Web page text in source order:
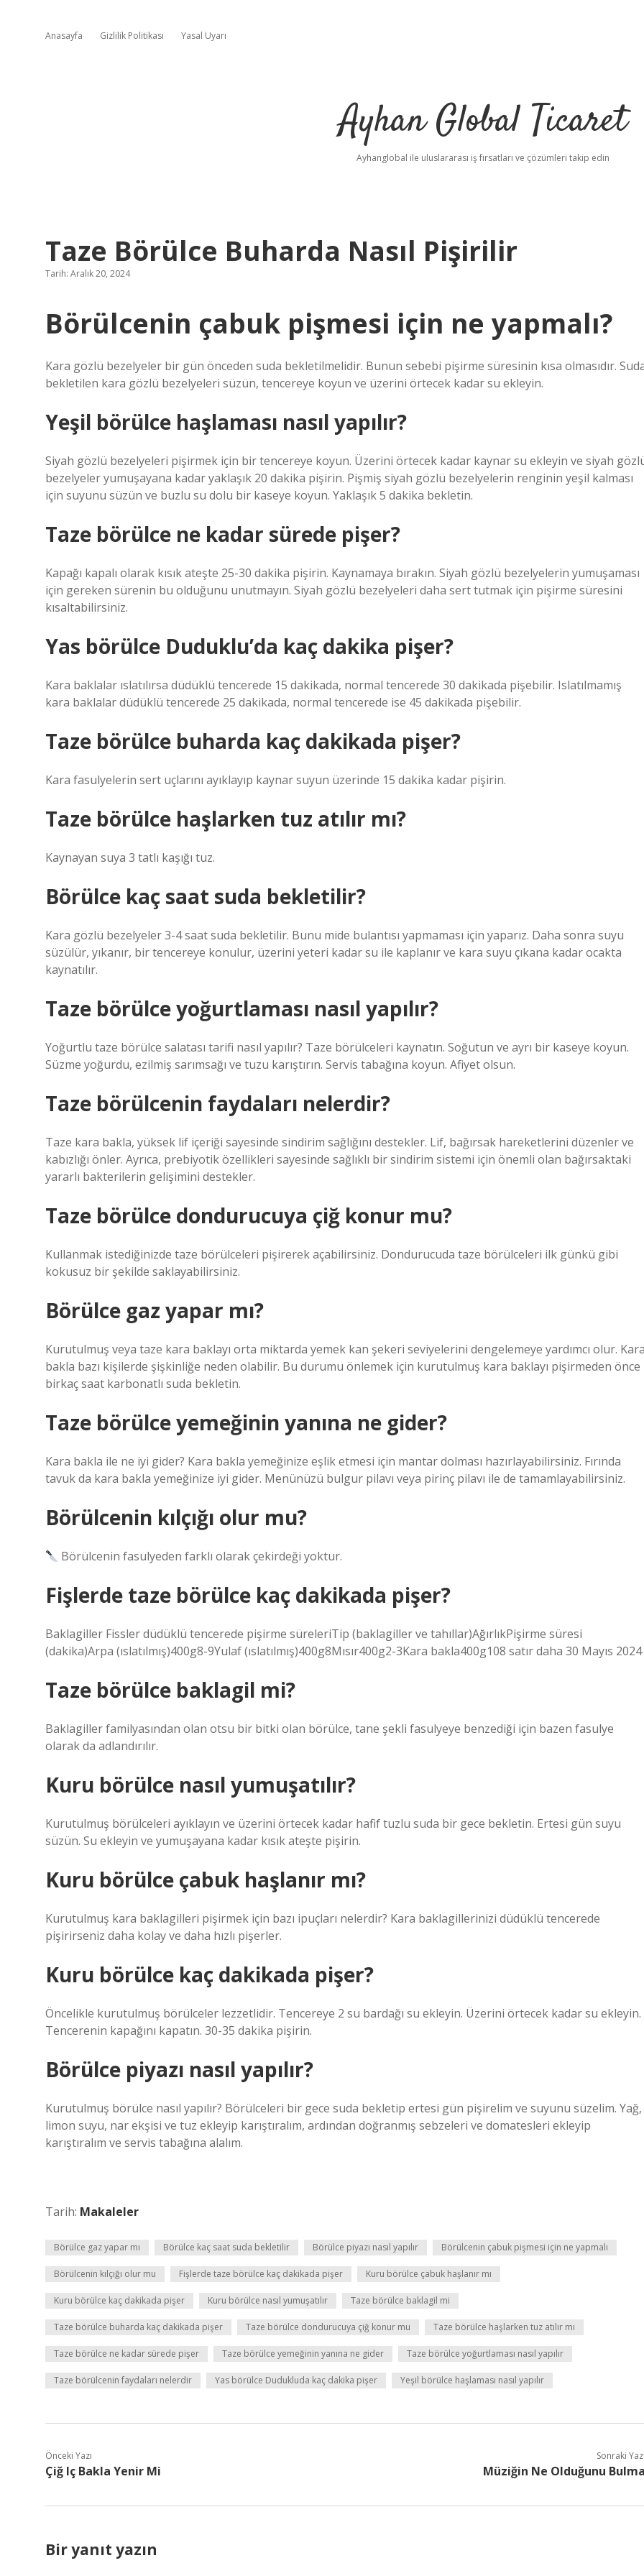
Anasayfa Gizlilik Politikası Yasal Uyarı
Ayhan Global Ticaret
Ayhanglobal ile uluslararası iş fırsatları ve çözümleri takip edin
Taze Börülce Buharda Nasıl Pişirilir
Tarih: Aralık 20, 2024
Börülcenin çabuk pişmesi için ne yapmalı?
Kara gözlü bezelyeler bir gün önceden suda bekletilmelidir. Bunun sebebi pişirme süresinin kısa olmasıdır.
bekletilen kara gözlü bezelyeleri süzün, tencereye koyun ve üzerini örtecek kadar su ekleyin.
Yeşil börülce haşlaması nasıl yapılır?
Siyah gözlü bezelyeleri pişirmek için bir tencereye koyun. Üzerini örtecek kadar kaynar su ekleyin ve siyah
bezelyeler yumuşayana kadar yaklaşık 20 dakika pişirin. Pişmiş siyah gözlü bezelyelerin renginin yeşil kalması
için suyunu süzün ve buzlu su dolu bir kaseye koyun. Yaklaşık 5 dakika bekletin.
Taze börülce ne kadar sürede pişer?
Kapağı kapalı olarak kısık ateşte 25-30 dakika pişirin. Kaynamaya bırakın. Siyah gözlü bezelyelerin yumuşaması
için gereken sürenin bu olduğunu unutmayın. Siyah gözlü bezelyeleri daha sert tutmak için pişirme süresini
kısaltabilirsiniz.
Yas börülce Duduklu’da kaç dakika pişer?
Kara baklalar ıslatılırsa düdüklü tencerede 15 dakikada, normal tencerede 30 dakikada pişebilir. Islatılmamış
kara baklalar düdüklü tencerede 25 dakikada, normal tencerede ise 45 dakikada pişebilir.
Taze börülce buharda kaç dakikada pişer?
Kara fasulyelerin sert uçlarını ayıklayıp kaynar suyun üzerinde 15 dakika kadar pişirin.
Taze börülce haşlarken tuz atılır mı?
Kaynayan suya 3 tatlı kaşığı tuz.
Börülce kaç saat suda bekletilir?
Kara gözlü bezelyeler 3-4 saat suda bekletilir. Bunu mide bulantısı yapmaması için yaparız. Daha sonra suyu
süzülür, yıkanır, bir tencereye konulur, üzerini yeteri kadar su ile kaplanır ve kara suyu çıkana kadar ocakta
kaynatılır.
Taze börülce yoğurtlaması nasıl yapılır?
Yoğurtlu taze börülce salatası tarifi nasıl yapılır? Taze börülceleri kaynatın. Soğutun ve ayrı bir kaseye koyun.
Süzme yoğurdu, ezilmiş sarımsağı ve tuzu karıştırın. Servis tabağına koyun. Afiyet olsun.
Taze börülcenin faydaları nelerdir?
Taze kara bakla, yüksek lif içeriği sayesinde sindirim sağlığını destekler. Lif, bağırsak hareketlerini düzenler ve
kabızlığı önler. Ayrıca, prebiyotik özellikleri sayesinde sağlıklı bir sindirim sistemi için önemli olan bağırsaktaki
yararlı bakterilerin gelişimini destekler.
Taze börülce dondurucuya çiğ konur mu?
Kullanmak istediğinizde taze börülceleri pişirerek açabilirsiniz. Dondurucuda taze börülceleri ilk günkü gibi
kokusuz bir şekilde saklayabilirsiniz.
Börülce gaz yapar mı?
Kurutulmuş veya taze kara baklayı orta miktarda yemek kan şekeri seviyelerini dengelemeye yardımcı olur.
bakla bazı kişilerde şişkinliğe neden olabilir. Bu durumu önlemek için kurutulmuş kara baklayı pişirmeden önce
birkaç saat karbonatlı suda bekletin.
Taze börülce yemeğinin yanına ne gider?
Kara bakla ile ne iyi gider? Kara bakla yemeğinize eşlik etmesi için mantar dolması hazırlayabilirsiniz. Fırında
tavuk da kara bakla yemeğinize iyi gider. Menünüzü bulgur pilavı veya pirinç pilavı ile de tamamlayabilirsiniz.
Börülcenin kılçığı olur mu?
Börülcenin fasulyeden farklı olarak çekirdeği yoktur.
Fişlerde taze börülce kaç dakikada pişer?
Baklagiller Fissler düdüklü tencerede pişirme süreleriTip (baklagiller ve tahıllar)AğırlıkPişirme süresi
(dakika)Arpa (ıslatılmış)400g8-9Yulaf (ıslatılmış)400g8Mısır400g2-3Kara bakla400g108 satır daha 30 Mayıs 2024
Taze börülce baklagil mi?
Baklagiller familyasından olan otsu bir bitki olan börülce, tane şekli fasulyeye benzediği için bazen fasulye
olarak da adlandırılır.
Kuru börülce nasıl yumuşatılır?
Kurutulmuş börülceleri ayıklayın ve üzerini örtecek kadar hafif tuzlu suda bir gece bekletin. Ertesi gün suyu
süzün. Su ekleyin ve yumuşayana kadar kısık ateşte pişirin.
Kuru börülce çabuk haşlanır mı?
Kurutulmuş kara baklagilleri pişirmek için bazı ipuçları nelerdir? Kara baklagillerinizi düdüklü tencerede
pişirirseniz daha kolay ve daha hızlı pişerler.
Kuru börülce kaç dakikada pişer?
Öncelikle kurutulmuş börülceler lezzetlidir. Tencereye 2 su bardağı su ekleyin. Üzerini örtecek kadar su ekleyin.
Tencerenin kapağını kapatın. 30-35 dakika pişirin.
Börülce piyazı nasıl yapılır?
Kurutulmuş börülce nasıl yapılır? Börülceleri bir gece suda bekletip ertesi gün pişirelim ve suyunu süzelim. Yağ,
limon suyu, nar ekşisi ve tuz ekleyip karıştıralım, ardından doğranmış sebzeleri ve domatesleri ekleyip
karıştıralım ve servis tabağına alalım.
Tarih: Makaleler
Börülce gaz yapar mı Börülce kaç saat suda bekletilir Börülce piyazı nasıl yapılır Börülcenin çabuk pişmesi için ne yapmalı
Börülcenin kılçığı olur mu Fişlerde taze börülce kaç dakikada pişer Kuru börülce çabuk haşlanır mı
Kuru börülce kaç dakikada pişer Kuru börülce nasıl yumuşatılır Taze börülce baklagil mi
Taze börülce buharda kaç dakikada pişer Taze börülce dondurucuya çiğ konur mu Taze börülce haşlarken tuz atılır mı
Taze börülce ne kadar sürede pişer Taze börülce yemeğinin yanına ne gider Taze börülce yoğurtlaması nasıl yapılır
Taze börülcenin faydaları nelerdir Yas börülce Dudukluda kaç dakika pişer Yeşil börülce haşlaması nasıl yapılır
Önceki Yazı
Çiğ Iç Bakla Yenir Mi
Sonraki
Müziğin Ne Olduğunu
Bir yanıt yazın